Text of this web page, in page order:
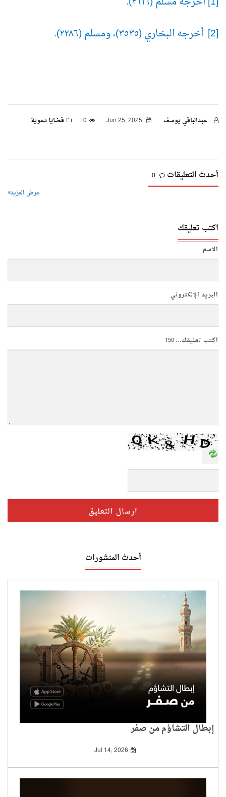
[2] أخرجه البخاري (٣٥٣٥)، ومسلم (٢٢٨٦).
. عبدالباقي يوسف 0 قضايا دعوية
أحدث التعليقات 0
عرض المزيد
اكتب تعليقك
الاسم
البريد الإلكتروني
اكتب تعليقك...150
أحدث المنشورات
إبطال التشاؤم من صفر
Jul 14, 2026